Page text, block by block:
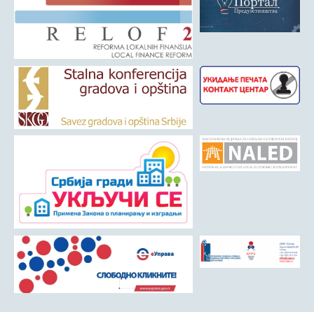
Установе од јавног значаја
Урбанизам и грађевинарство
Борачко-инвалидска заштита
Друштвена брига о деци
Служба за пољопривреду, водопривреду и заштиту животне
средине
Бирачки списак